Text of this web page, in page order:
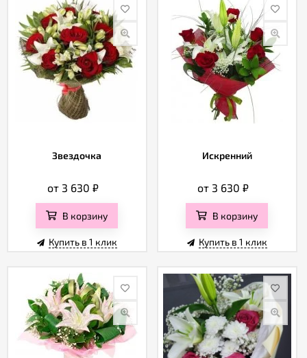
Звездочка
от 3 630 ₽
В корзину
Купить в 1 клик
Искренний
от 3 630 ₽
В корзину
Купить в 1 клик